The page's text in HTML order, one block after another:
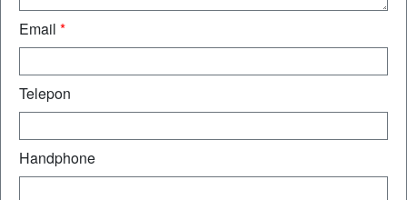
Email *
Telepon
Handphone